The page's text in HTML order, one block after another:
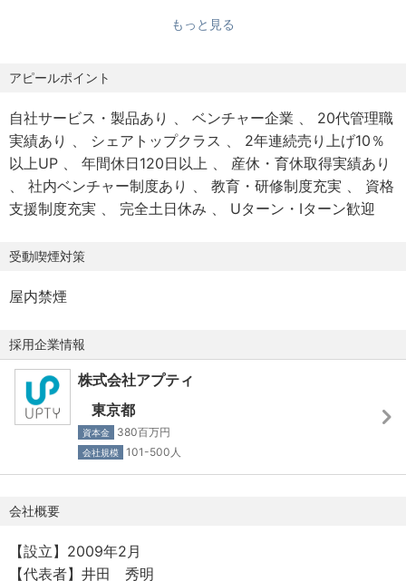
・建機・重機など工作機械・建築機械・産業機械、二輪な
を訪問するメディア
・全国5,000店舗のトヨタディーラー専門の求人サイト（ト
ヨタ自動車様と共同運営）
■今回募集している当該ポジションの業務内容
業様と求職者様とのマッチングをお任せします。
「人生の転職」という節目に立ち会うことができ、企業
・人材紹介
自社サイト経由で登録してきた求職者様（毎月1,000人以
上）へアプローチをかけ、面談を実施。希望職種や条件な
どをヒアリングし、企業様への人材紹介をします。
登録スタッフ様と面談を行ない、就業予定企業を紹介しま
し、マッチングさせることが大切です。就業開始後には定
・有給休暇（★有休消化率の高さも魅力）
・産休・育休（★取得実績あり）
【保険制度】
・健康保険
・厚生年金
・雇用保険
・交通費規定⽀給／上限⽉2.5万円
・役職⼿当
・資格⼿当（毎⽉の給与に加算）
・家族⼿当
・住宅⼿当
――充実した⼿当も働く安⼼に繋がっています！
▼還元制度も充実
・社内懇親会補助制度
すが、下記のような方のご応募はご遠慮ください。
・シニカルな人
∟皮肉な態度をとる
∟冷笑的
∟他者を見下す
∟批判的
もっと見る
アピールポイント
自社サービス・製品あり ベンチャー企業
20代管理職
実績あり
シェアトップクラス
2年連続売り上げ10％
以上UP
年間休日120日以上
産休・育休取得実績あり
社内ベンチャー制度あり
教育・研修制度充実
資格
支援制度充実
完全土日休み Uターン・Iターン歓迎
受動喫煙対策
屋内禁煙
採用企業情報
株式会社アプティ
東京都
資本金 380百万円
会社規模 101-500人
会社概要
【設立】2009年2月
【代表者】井田 秀明